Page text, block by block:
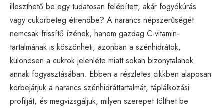
illeszthető be egy tudatosan felépített, akár fogyókúrás
vagy cukorbeteg étrendbe? A narancs népszerűségét
nemcsak frissítő ízének, hanem gazdag C-vitamin-
tartalmának is köszönheti, azonban a szénhidrátok,
különösen a cukrok jelenléte miatt sokan bizonytalanok
annak fogyasztásában. Ebben a részletes cikkben alaposan
körbejárjuk a narancs szénhidráttartalmát, táplálkozási
profilját, és megvizsgáljuk, milyen szerepet tölthet be